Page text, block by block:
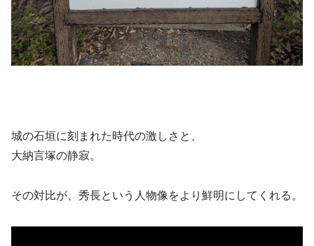
城の石垣に刻まれた時代の激しさと、
大納言塚の静寂。
その対比が、秀長という人物像をより鮮明にしてくれる。